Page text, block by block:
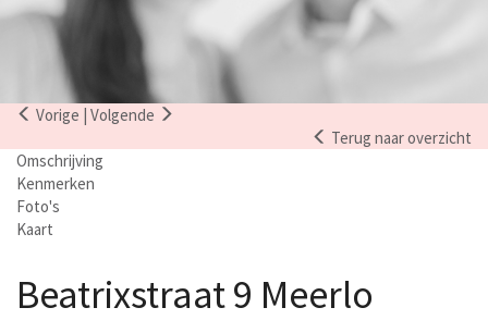
Vorige | Volgende
Terug naar overzicht
Omschrijving
Kenmerken
Foto's
Kaart
Beatrixstraat 9 Meerlo